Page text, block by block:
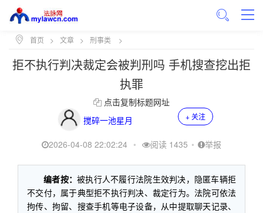
首页 > 文章 > 刑事类 >
拒不执行判决裁定会被判刑吗 手机搜查挖出拒
执罪
点击复制标题网址
搅碎一池星月
+ 关注
2026-04-08 22:02:24 • 阅读 1435 • 举报
编者按：被执行人不履行法院生效判决，隐匿车辆拒
不交付，属于典型拒不执行判决、裁定行为。法院可依法
拘传、拘留、搜查手机等电子设备，从中提取聊天记录、